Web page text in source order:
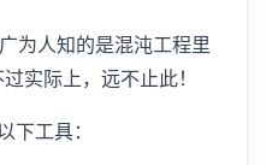
为人知的是混沌工程里
实际上，远不止此！
工具：